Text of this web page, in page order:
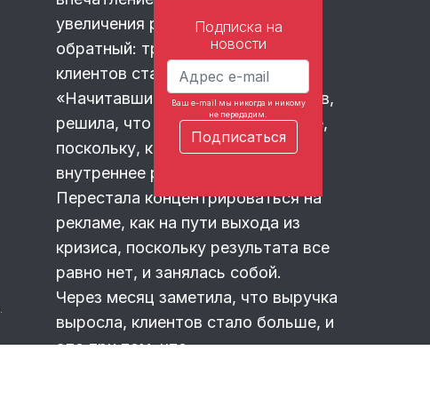
увеличения расходов на рекламу
обратный: тратишь больше, а
клиентов становится меньше.
«Начитавшись» ваших материалов,
решила, что дело все-таки во мне,
поскольку, как вы пишите,
внутреннее равно внешнему.
Перестала концентрироваться на
рекламе, как на пути выхода из
кризиса, поскольку результата все
равно нет, и занялась собой.
Через месяц заметила, что выручка
выросла, клиентов стало больше, и
это при том, что
Подписка на
новости
Ваш e-mail мы никогда и никому
не передадим.